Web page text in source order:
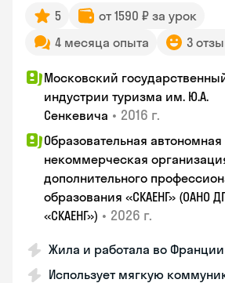
5
от 1590 ₽ за урок
4 месяца опыта
3
Московский
индустрии туризма им. Ю.А.
Сенкевича • 2016 г.
Образовательная автономная
некоммерческая
дополнительного
образования «СКАЕНГ» (ОАНО
«СКАЕНГ») • 2026 г.
Жила и работала во
Использует мягкую